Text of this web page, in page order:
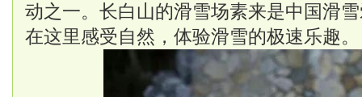
动之一。长白山的滑雪场素来是中国滑
在这里感受自然，体验滑雪的极速乐趣。